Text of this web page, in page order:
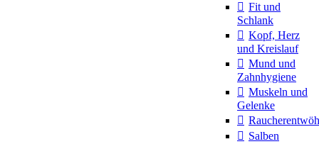
Fit und
Schlank
Kopf, Herz
und Kreislauf
Mund und
Zahnhygiene
Muskeln und
Gelenke
Salben